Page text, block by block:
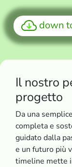
down
Il nostro
progetto
Da una
completa e
guidato dalla
e un futuro più
timeline mette